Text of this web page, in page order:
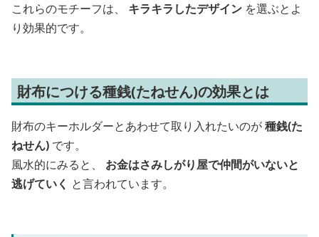
これらのモチーフは、 キラキラしたデザイン を選ぶとよ
り効果的です。
財布につける種銭(たねせん)の効果とは
財布のキーホルダーとあわせて取り入れたいのが種銭(た
ねせん) です。
風水的にみると、 お金はさみしがり屋で仲間がいないと
逃げていく と言われています。